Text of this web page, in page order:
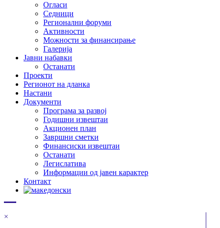
Огласи
Седници
Регионални форуми
Активности
Можности за финансирање
Галерија
Јавни набавки
Останати
Проекти
Регионот на дланка
Настани
Документи
Програма за развој
Годишни извештаи
Акционен план
Завршни сметки
Финансиски извештаи
Останати
Легислатива
Информации од јавен карактер
Контакт
×